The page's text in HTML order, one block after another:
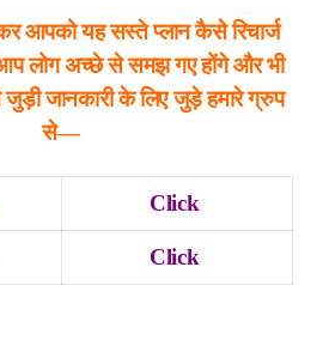
आपको यह सस्ते प्लान कैसे रिचार्ज
लोग अच्छे से समझ गए होंगे और भी
जुड़ी जानकारी के लिए जुड़े हमारे ग्रुप
से—
Click
Click